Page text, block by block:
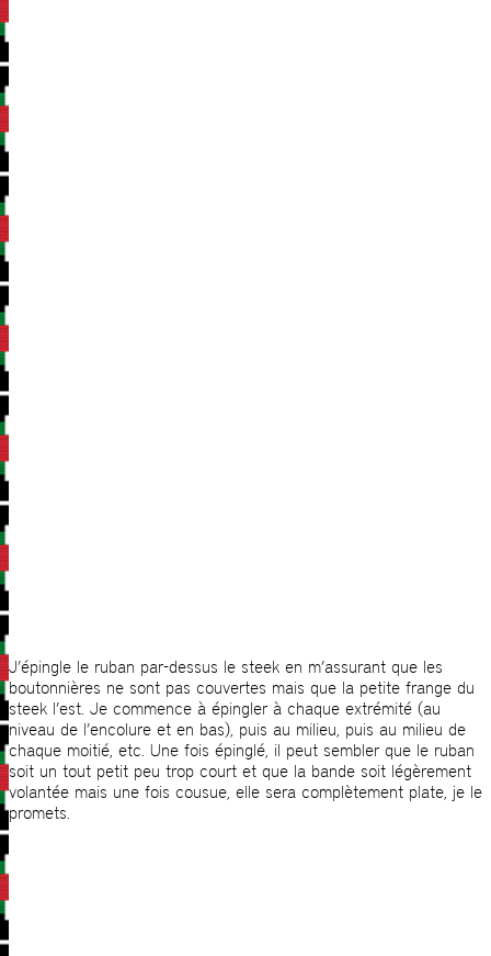
J’épingle le ruban par-dessus le steek en m’assurant que les
boutonnières ne sont pas couvertes mais que la petite frange du
steek l’est. Je commence à épingler à chaque extrémité (au
niveau de l’encolure et en bas), puis au milieu, puis au milieu de
chaque moitié, etc. Une fois épinglé, il peut sembler que le ruban
soit un tout petit peu trop court et que la bande soit légèrement
volantée mais une fois cousue, elle sera complètement plate, je le
promets.